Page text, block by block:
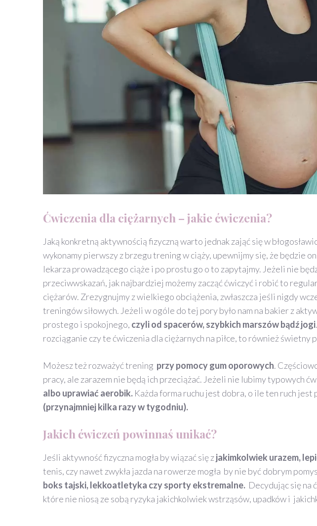
Ćwiczenia dla ciężarnych – jakie ćwiczenia?
Jaką konkretną aktywnością fizyczną warto jednak zająć się w
wykonamy pierwszy z brzegu trening w ciąży, upewnijmy się, że będzie
lekarza prowadzącego ciąże i po prostu go o to zapytajmy. Jeżeli nie
przeciwwskazań, jak najbardziej możemy zacząć ćwiczyć i robić to
ciężarów. Zrezygnujmy z wielkiego obciążenia, zwłaszcza jeśli nigdy
treningów siłowych. Jeżeli w ogóle do tej pory było nam na bakier z
prostego i spokojnego, czyli od spacerów, szybkich marszów bądź jogi
rozciąganie czy te ćwiczenia dla ciężarnych na piłce, to również świetny
Możesz też rozważyć trening przy pomocy gum oporowych.
pracy, ale zarazem nie będą ich przeciążać. Jeżeli nie lubimy typowych
albo uprawiać aerobik. Każda forma ruchu jest dobra, o ile ten ruch
(przynajmniej kilka razy w tygodniu).
Jakich ćwiczeń powinnaś unikać?
Jeśli aktywność fizyczna mogła by wiązać się zjakimkolwiek urazem,
tenis, czy nawet zwykła jazda na rowerze mogła by nie być dobrym
boks tajski, lekkoatletyka czy sporty ekstremalne. Decydując się na
które nie niosą ze sobą ryzyka jakichkolwiek wstrząsów, upadków i